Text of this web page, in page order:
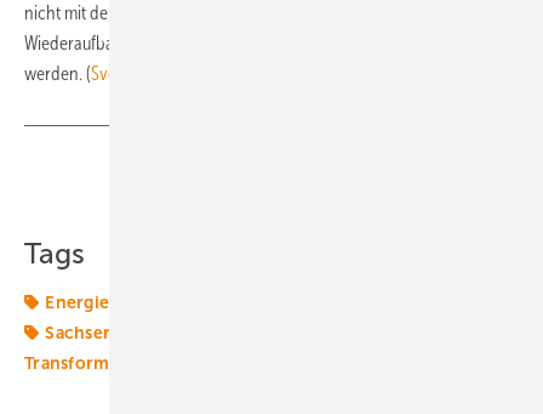
nicht mit der Speicherförderung durch die Kreditanstalt für
Wiederaufbau (KfW) oder mit anderen Förderungen kombiniert
werden. (Sven Ullrich
Tags
Energiewende 2.0
Sachsen
Transformation